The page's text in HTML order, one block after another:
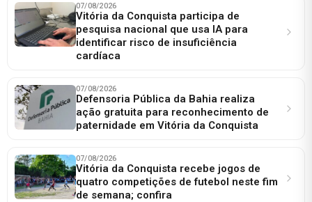
07/08/2026
Vitória da Conquista participa de
pesquisa nacional que usa IA para
identificar risco de insuficiência
cardíaca
07/08/2026
Defensoria Pública da Bahia realiza
ação gratuita para reconhecimento de
paternidade em Vitória da Conquista
07/08/2026
Vitória da Conquista recebe jogos de
quatro competições de futebol neste fim
de semana; confira